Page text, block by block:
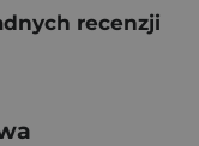
recenzji